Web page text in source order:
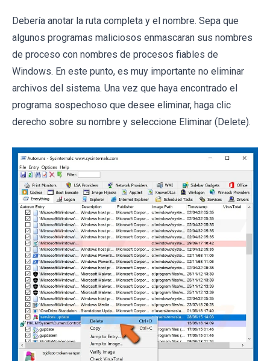
Debería anotar la ruta completa y el nombre. Sepa que
algunos programas maliciosos enmascaran sus nombres
de proceso con nombres de procesos fiables de
Windows. En este punto, es muy importante no eliminar
archivos del sistema. Una vez que haya encontrado el
programa sospechoso que desee eliminar, haga clic
derecho sobre su nombre y seleccione Eliminar (Delete).